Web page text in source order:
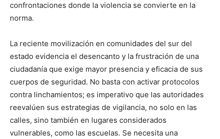
confrontaciones donde la violencia se convierte en la
norma.
La reciente movilización en comunidades del sur del
estado evidencia el desencanto y la frustración de una
ciudadanía que exige mayor presencia y eficacia de sus
cuerpos de seguridad. No basta con activar protocolos
contra linchamientos; es imperativo que las autoridades
reevalúen sus estrategias de vigilancia, no solo en las
calles, sino también en lugares considerados
vulnerables, como las escuelas. Se necesita una